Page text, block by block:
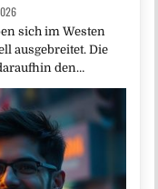
sich im Westen
ausgebreitet. Die
den…